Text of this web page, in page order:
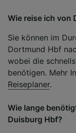
Wie reise ich von
Sie können im
Dortmund Hbf
wobei die
benötigen. Mehr
Reiseplaner.
Wie lange
Duisburg Hbf?